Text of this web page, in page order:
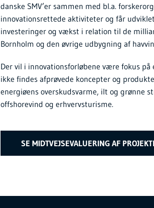
danske SMV’er sammen med bl.a.
innovationsrettede aktiviteter og får
investeringer og vækst i relation til de
Bornholm og den øvrige udbygning af
Der vil i innovationsforløbene være fokus
ikke findes afprøvede koncepter og
energiøens overskudsvarme, ilt og grønne
offshorevind og erhvervsturisme.
SE MIDTVEJSEVALUERING AF